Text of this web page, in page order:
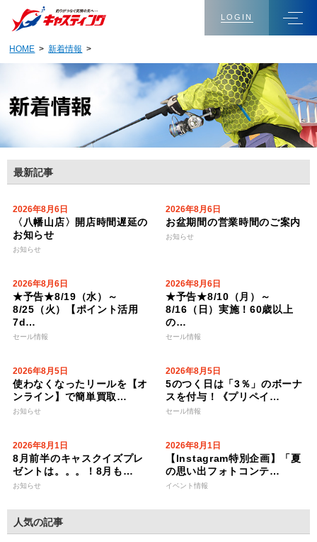
LOGIN
HOME >新着情報 >
最新記事
2026年8月6日
〈八幡山店〉開店時間遅延の
お知らせ
お知らせ
2026年8月6日
お盆期間の営業時間のご案内
お知らせ
2026年8月6日
★予告★8/19（水）～
8/25（火）【ポイント活用
7d…
セール情報
2026年8月6日
★予告★8/10（月）～
8/16（日）実施！60歳以上
の…
セール情報
2026年8月5日
使わなくなったリールを【オ
ンライン】で簡単買取…
お知らせ
2026年8月5日
5のつく日は「3％」のボーナ
スを付与！《プリペイ…
セール情報
2026年8月1日
8月前半のキャスクイズプレ
ゼントは。。。！8月も…
お知らせ
2026年8月1日
【Instagram特別企画】「夏
の思い出フォトコンテ…
イベント情報
人気の記事